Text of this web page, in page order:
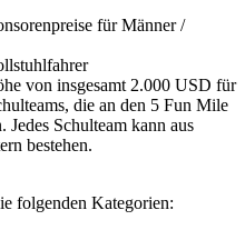
für Männer /
von insgesamt 2.000 USD für
die an den 5 Fun Mile
Jedes Schulteam kann aus
bestehen.
folgenden Kategorien: